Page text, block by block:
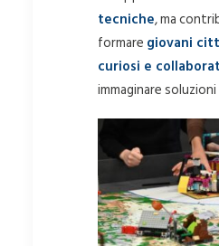
tecniche, ma
formare giovani
curiosi e
immaginare